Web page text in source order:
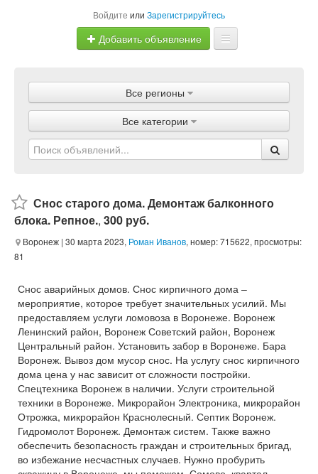
Войдите или Зарегистрируйтесь
Добавить объявление
Объявления
Магазины
Услуги
Все регионы
Все категории
Снос старого дома. Демонтаж балконного
блока. Репное., 300 руб.
Воронеж | 30 марта 2023, Роман Иванов, номер: 715622, просмотры:
81
Снос аварийных домов. Снос кирпичного дома –
мероприятие, которое требует значительных усилий. Мы
предоставляем услуги ломовоза в Воронеже. Воронеж
Ленинский район, Воронеж Советский район, Воронеж
Центральный район. Установить забор в Воронеже. Бара
Воронеж. Вывоз дом мусор снос. На услугу снос кирпичного
дома цена у нас зависит от сложности постройки.
Спецтехника Воронеж в наличии. Услуги строительной
техники в Воронеже. Микрорайон Электроника, микрорайон
Отрожка, микрорайон Краснолесный. Септик Воронеж.
Гидромолот Воронеж. Демонтаж систем. Также важно
обеспечить безопасность граждан и строительных бригад,
во избежание несчастных случаев. Нужно пробурить